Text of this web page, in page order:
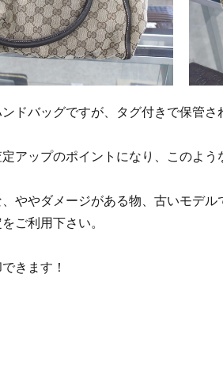
ドバッグですが、タグ付きで保管さ
アップのポイントになり、このよう
ややダメージがある物、古いモデ
ご利用下さい。
きます！